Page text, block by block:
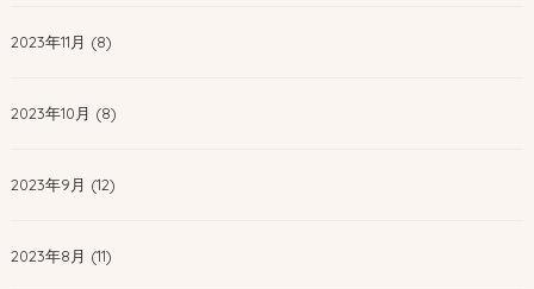
2023年11月 (8)
2023年10月 (8)
2023年9月 (12)
2023年8月 (11)